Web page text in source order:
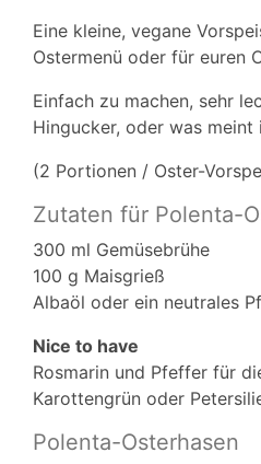
Eine kleine, vegane
Ostermenü oder für euren
Einfach zu machen, sehr
Hingucker, oder was meint
(2 Portionen / Oster-
Zutaten für Polenta-
300 ml Gemüsebrühe
100 g Maisgrieß
Albaöl oder ein neutrales
Nice to have
Rosmarin und Pfeffer für
Karottengrün oder
Polenta-Osterhasen